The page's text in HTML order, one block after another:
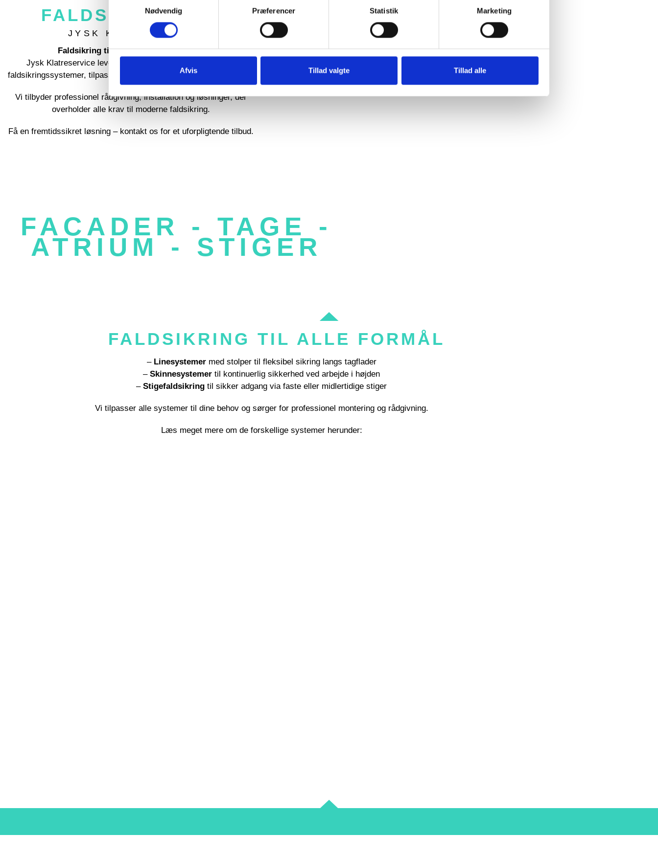
t
y
v
a
g
Nødvendig Præferencer Statistik Marketing
Afvis Tillad valgte Tillad alle
FALDSIKRING FRA
JYSK KLATRESERVICE
Faldsikring til tag og arbejde i højden
Jysk Klatreservice leverer og monterer sikre og holdbare
faldsikringssystemer, tilpasset både tagadgang og arbejde i højden.
Vi tilbyder professionel rådgivning, installation og løsninger, der
overholder alle krav til moderne faldsikring.
Få en fremtidssikret løsning – kontakt os for et uforpligtende tilbud.
FACADER - TAGE -
ATRIUM - STIGER
FALDSIKRING TIL ALLE FORMÅL
– Linesystemermed stolper til fleksibel sikring langs tagflader
–Skinnesystemer til kontinuerlig sikkerhed ved arbejde i højden
–Stigefaldsikring til sikker adgang via faste eller midlertidige stiger
Vi tilpasser alle systemer til dine behov og sørger for professionel montering og rådgivning.
Læs meget mere om de forskellige systemer herunder: